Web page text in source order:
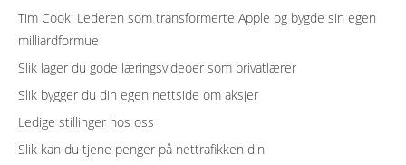
Tim Cook: Lederen som transformerte Apple og bygde sin egen
milliardformue
Slik lager du gode læringsvideoer som privatlærer
Slik bygger du din egen nettside om aksjer
Ledige stillinger hos oss
Slik kan du tjene penger på nettrafikken din